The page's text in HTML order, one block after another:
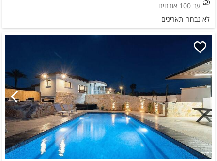
עד 100 אורחים
לא נבחרו תאריכים